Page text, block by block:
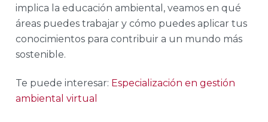
implica la educación ambiental, veamos en qué
áreas puedes trabajar y cómo puedes aplicar tus
conocimientos para contribuir a un mundo más
sostenible.
Te puede interesar: Especialización en gestión
ambiental virtual